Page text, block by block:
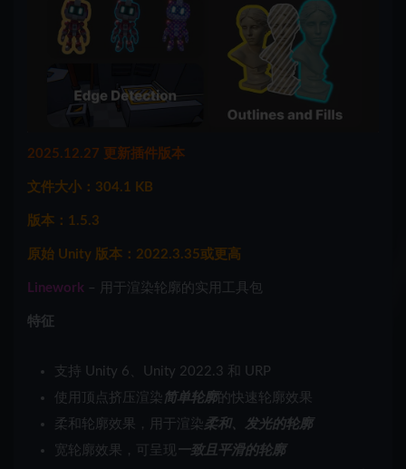
2025.12.27 更新插件版本
文件大小：304.1 KB
版本：1.5.3
原始 Unity 版本：2022.3.35或更高
Linework – 用于渲染轮廓的实用工具包
特征
支持 Unity 6、Unity 2022.3 和 URP
使用顶点挤压渲染 简单轮廓的快速轮廓效果
柔和轮廓效果，用于渲染 柔和、发光的轮廓
宽轮廓效果，可呈现 一致且平滑的轮廓